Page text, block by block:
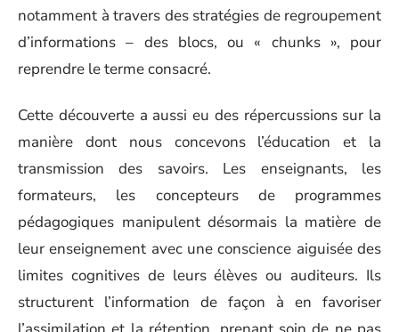
notamment à travers des stratégies de regroupement
d’informations – des blocs, ou « chunks », pour
reprendre le terme consacré.
Cette découverte a aussi eu des répercussions sur la
manière dont nous concevons l’éducation et la
transmission des savoirs. Les enseignants, les
formateurs, les concepteurs de programmes
pédagogiques manipulent désormais la matière de
leur enseignement avec une conscience aiguisée des
limites cognitives de leurs élèves ou auditeurs. Ils
structurent l’information de façon à en favoriser